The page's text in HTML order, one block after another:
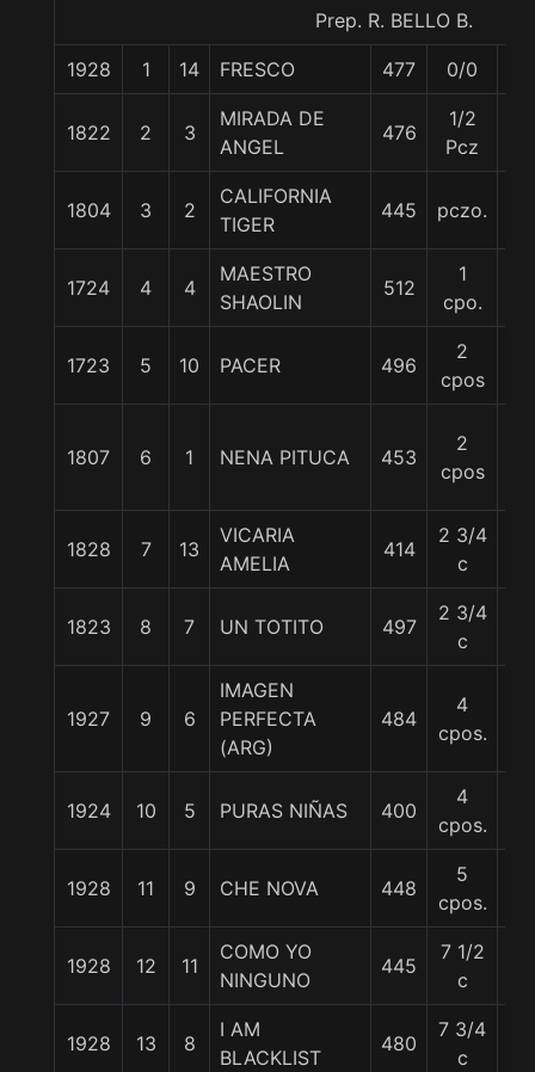
Prep. R. BELLO B.
1928 1 14 FRESCO 477 0/0
1822 2 3
MIRADA DE
ANGEL
476
1/2
Pcz
1804 3 2
CALIFORNIA
TIGER
445 pczo.
1724 4 4
MAESTRO
SHAOLIN
512
1
cpo.
1723 5 10 PACER 496
2
cpos
1807 6 1 NENA PITUCA 453
2
cpos
1828 7 13
VICARIA
AMELIA
414
2 3/4
c
1823 8 7 UN TOTITO 497
2 3/4
c
1927 9 6
IMAGEN
PERFECTA
(ARG)
484
4
cpos.
1924 10 5 PURAS NIÑAS 400
4
cpos.
1928 11 9 CHE NOVA 448
5
cpos.
1928 12 11
COMO YO
NINGUNO
445
7 1/2
c
1928 13 8
I AM
BLACKLIST
480
7 3/4
c